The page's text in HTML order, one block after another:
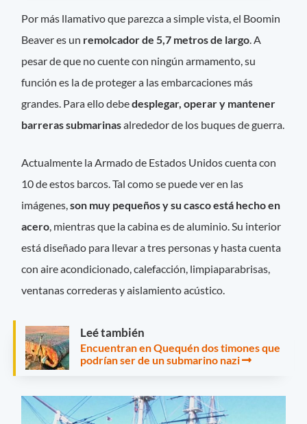
Por más llamativo que parezca a simple vista, el Boomin
Beaver es un remolcador de 5,7 metros de largo. A
pesar de que no cuente con ningún armamento, su
función es la de proteger a las embarcaciones más
grandes. Para ello debedesplegar, operar y mantener
barreras submarinasalrededor de los buques de guerra.
Actualmente la Armado de Estados Unidos cuenta con
10 de estos barcos. Tal como se puede ver en las
imágenes,son muy pequeños y su casco está hecho en
acero, mientras que la cabina es de aluminio. Su interior
está diseñado para llevar a tres personas y hasta cuenta
con aire acondicionado, calefacción, limpiaparabrisas,
ventanas correderas y aislamiento acústico.
Leé también
Encuentran en Quequén dos timones que
podrían ser de un submarino nazi